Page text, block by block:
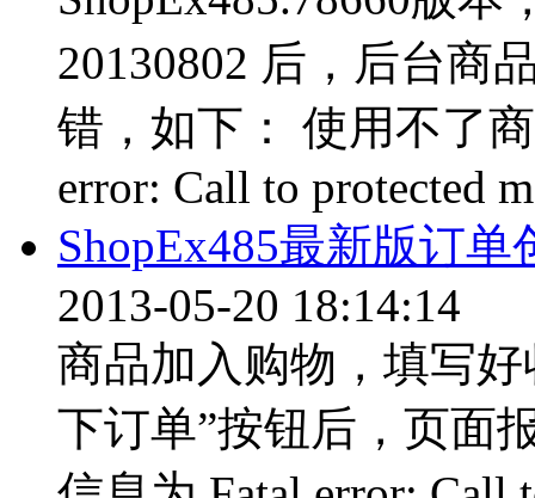
20130802 后，后台商
错，如下： 使用不了
error: Call to protected
ShopEx485最新版订
2013-05-20 18:14:14
商品加入购物，填写
下订单”按钮后，页面